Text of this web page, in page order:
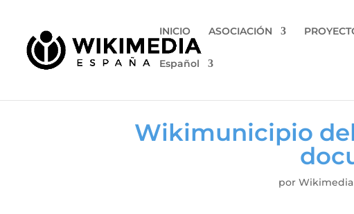
INICIO ASOCIACIÓN
Español
Wikimunicipio del
por Wikimedia